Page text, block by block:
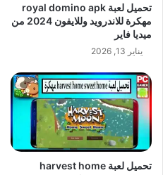
تحميل لعبة royal domino apk
مهكرة للاندرويد وللايفون 2024 من
ميديا فاير
يناير 13, 2026
تحميل لعبة harvest home